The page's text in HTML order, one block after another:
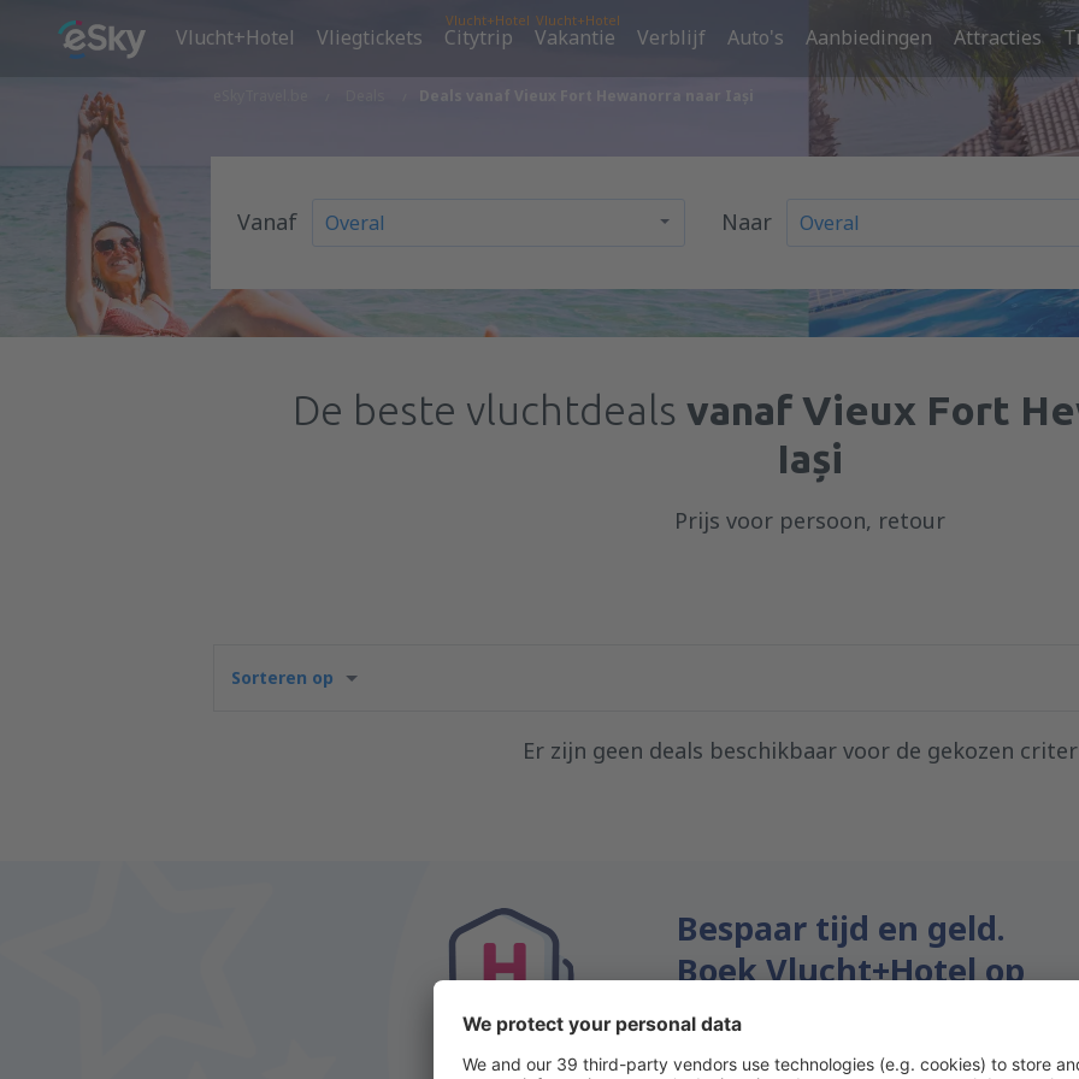
Vlucht+Hotel Vliegtickets
Vlucht+Hotel
Citytrip
Vlucht+Hotel
Vakantie Verblijf Auto's Aanbiedingen Attracties
Deals vanaf Vieux Fort Hewanorra naar Iași
Vanaf Naar
De beste vluchtdeals vanaf Vieux Fort
Iași
Prijs voor persoon, retour
Sorteren op
Er zijn geen deals beschikbaar voor de gekozen
Bespaar tijd en geld.
Boek Vlucht+Hotel op
eSkyTravel.be!